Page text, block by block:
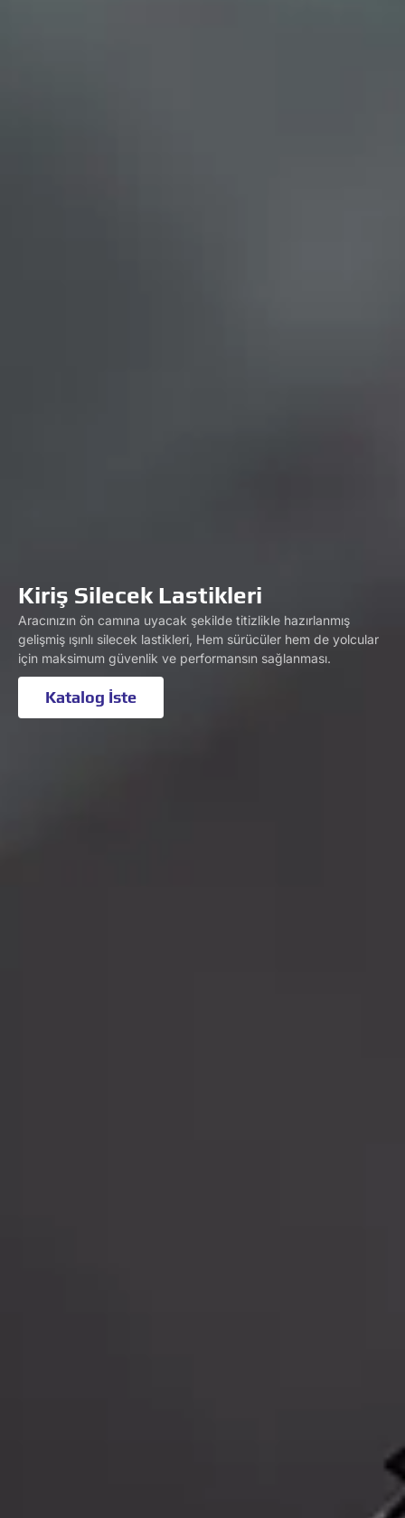
Kiriş Silecek Lastikleri
Aracınızın ön camına uyacak şekilde titizlikle hazırlanmış
gelişmiş ışınlı silecek lastikleri, Hem sürücüler hem de yolcular
için maksimum güvenlik ve performansın sağlanması.
Katalog İste